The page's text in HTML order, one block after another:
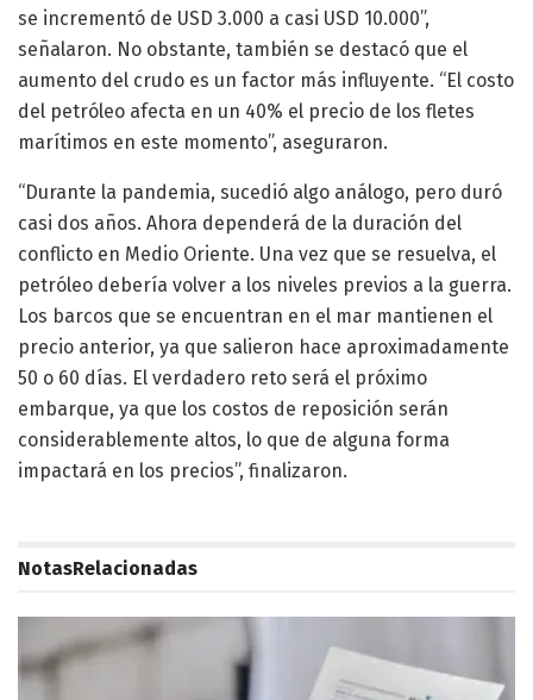
se incrementó de USD 3.000 a casi USD 10.000”,
señalaron. No obstante, también se destacó que el
aumento del crudo es un factor más influyente. “El costo
del petróleo afecta en un 40% el precio de los fletes
marítimos en este momento”, aseguraron.
“Durante la pandemia, sucedió algo análogo, pero duró
casi dos años. Ahora dependerá de la duración del
conflicto en Medio Oriente. Una vez que se resuelva, el
petróleo debería volver a los niveles previos a la guerra.
Los barcos que se encuentran en el mar mantienen el
precio anterior, ya que salieron hace aproximadamente
50 o 60 días. El verdadero reto será el próximo
embarque, ya que los costos de reposición serán
considerablemente altos, lo que de alguna forma
impactará en los precios”, finalizaron.
NotasRelacionadas